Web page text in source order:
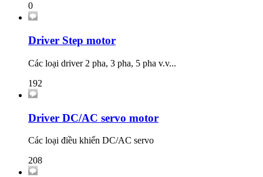
0
Driver Step motor
Các loại driver 2 pha, 3 pha, 5 pha v.v...
192
Driver DC/AC servo motor
Các loại điều khiển DC/AC servo
208